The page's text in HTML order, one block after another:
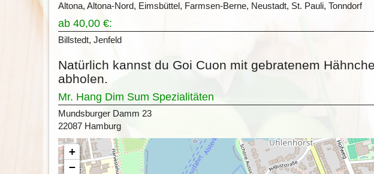
Altona, Altona-Nord, Eimsbüttel, Farmsen-Berne, Neustadt, St. Pauli, Tonndorf
ab 40,00 €:
Billstedt, Jenfeld
Natürlich kannst du Goi Cuon mit gebratenem
abholen.
Mr. Hang Dim Sum Spezialitäten
Mundsburger Damm 23
22087 Hamburg
+
−